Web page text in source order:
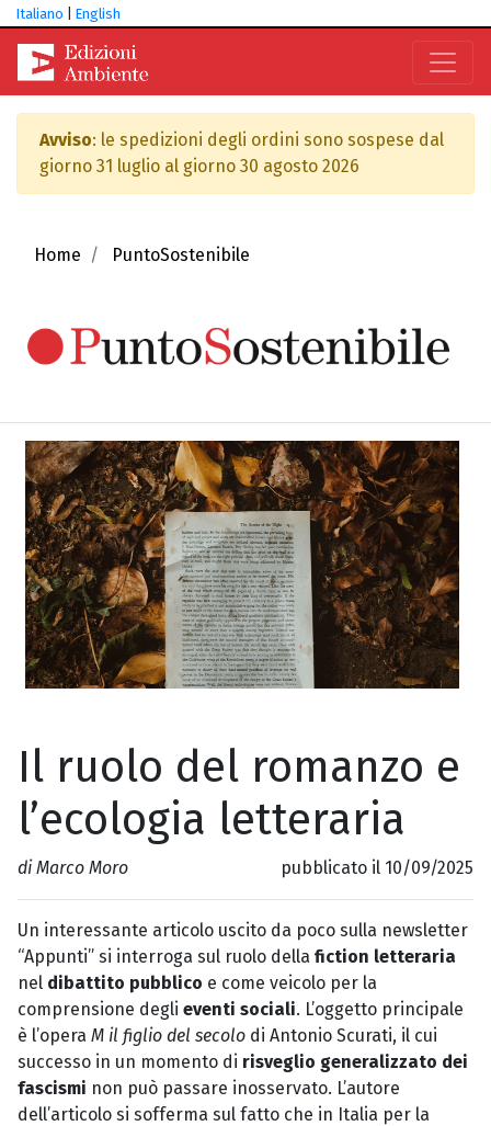
Italiano English
Avviso: le spedizioni degli ordini sono sospese dal
giorno 31 luglio al giorno 30 agosto 2026
Home PuntoSostenibile
Il ruolo del romanzo e
l’ecologia letteraria
di Marco Moro pubblicato il 10/09/2025
Un interessante articolo uscito da poco sulla newsletter
“Appunti” si interroga sul ruolo della fiction letteraria
nel dibattito pubblico e come veicolo per la
comprensione degli eventi sociali. L’oggetto principale
è l’opera M il figlio del secolo di Antonio Scurati, il cui
successo in un momento di risveglio generalizzato dei
fascismi non può passare inosservato. L’autore
dell’articolo si sofferma sul fatto che in Italia per la